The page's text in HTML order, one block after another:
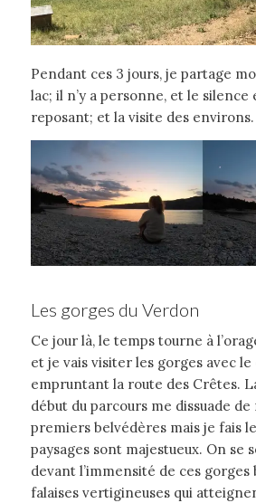
Pendant ces 3 jours, je partage
lac; il n’y a personne, et le
reposant; et la visite des environs.
Les gorges du Verdon
Ce jour là, le temps tourne à
et je vais visiter les gorges avec
empruntant la route des Crêtes.
début du parcours me dissuade de
premiers belvédères mais je fais
paysages sont majestueux. On se
devant l’immensité de ces gorges
falaises vertigineuses qui